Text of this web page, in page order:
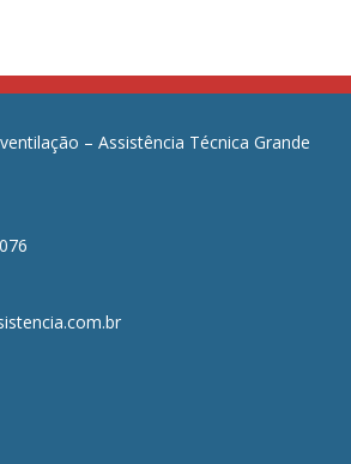
– Assistência Técnica Grande